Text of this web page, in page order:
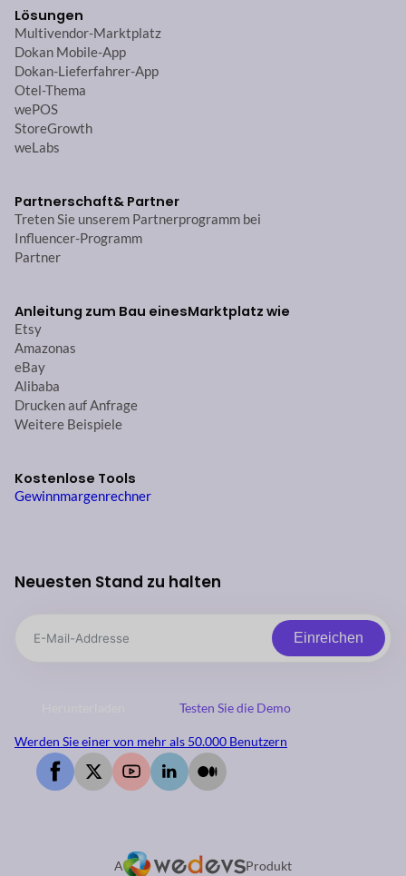
Lösungen
Multivendor-Marktplatz
Dokan Mobile-App
Dokan-Lieferfahrer-App
Otel-Thema
wePOS
StoreGrowth
weLabs
Partnerschaft& Partner
Treten Sie unserem Partnerprogramm bei
Influencer-Programm
Partner
Anleitung zum Bau einesMarktplatz wie
Etsy
Amazonas
eBay
Alibaba
Drucken auf Anfrage
Weitere Beispiele
Kostenlose Tools
Gewinnmargenrechner
Neuesten Stand zu halten
Einreichen
Testen Sie die Demo
Werden Sie einer von mehr als 50.000 Benutzern
A Produkt